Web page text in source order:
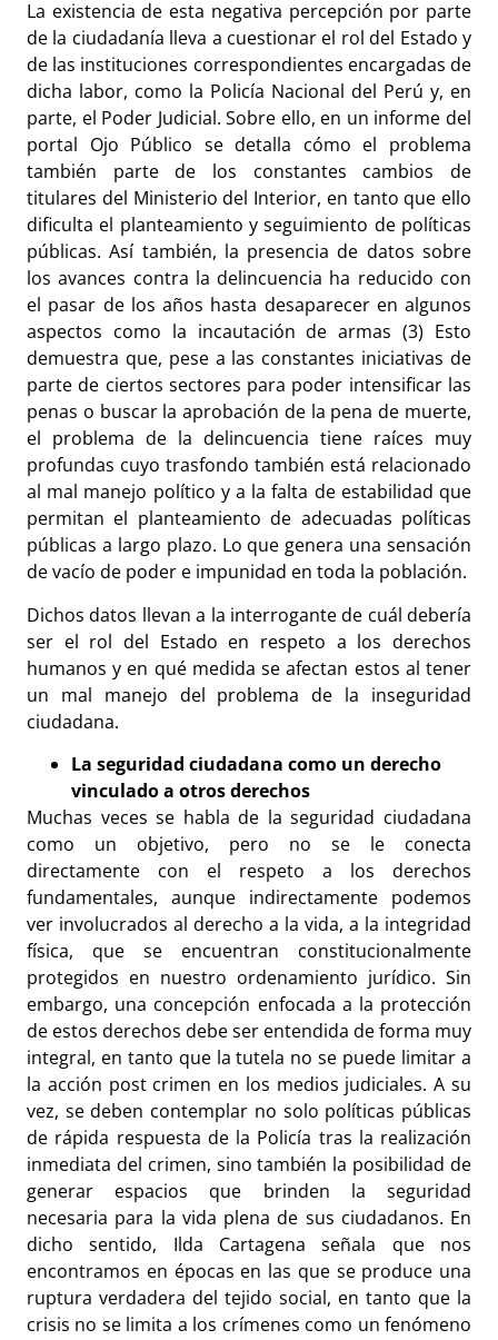
La existencia de esta negativa percepción por parte
de la ciudadanía lleva a cuestionar el rol del Estado y
de las instituciones correspondientes encargadas de
dicha labor, como la Policía Nacional del Perú y, en
parte, el Poder Judicial. Sobre ello, en un informe del
portal Ojo Público se detalla cómo el problema
también parte de los constantes cambios de
titulares del Ministerio del Interior, en tanto que ello
dificulta el planteamiento y seguimiento de políticas
públicas. Así también, la presencia de datos sobre
los avances contra la delincuencia ha reducido con
el pasar de los años hasta desaparecer en algunos
aspectos como la incautación de armas (3) Esto
demuestra que, pese a las constantes iniciativas de
parte de ciertos sectores para poder intensificar las
penas o buscar la aprobación de la pena de muerte,
el problema de la delincuencia tiene raíces muy
profundas cuyo trasfondo también está relacionado
al mal manejo político y a la falta de estabilidad que
permitan el planteamiento de adecuadas políticas
públicas a largo plazo. Lo que genera una sensación
de vacío de poder e impunidad en toda la población.
Dichos datos llevan a la interrogante de cuál debería
ser el rol del Estado en respeto a los derechos
humanos y en qué medida se afectan estos al tener
un mal manejo del problema de la inseguridad
ciudadana.
La seguridad ciudadana como un derecho
vinculado a otros derechos
Muchas veces se habla de la seguridad ciudadana
como un objetivo, pero no se le conecta
directamente con el respeto a los derechos
fundamentales, aunque indirectamente podemos
ver involucrados al derecho a la vida, a la integridad
física, que se encuentran constitucionalmente
protegidos en nuestro ordenamiento jurídico. Sin
embargo, una concepción enfocada a la protección
de estos derechos debe ser entendida de forma muy
integral, en tanto que la tutela no se puede limitar a
la acción post crimen en los medios judiciales. A su
vez, se deben contemplar no solo políticas públicas
de rápida respuesta de la Policía tras la realización
inmediata del crimen, sino también la posibilidad de
generar espacios que brinden la seguridad
necesaria para la vida plena de sus ciudadanos. En
dicho sentido, Ilda Cartagena señala que nos
encontramos en épocas en las que se produce una
ruptura verdadera del tejido social, en tanto que la
crisis no se limita a los crímenes como un fenómeno